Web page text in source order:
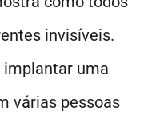
invisíveis.
implantar uma
várias pessoas